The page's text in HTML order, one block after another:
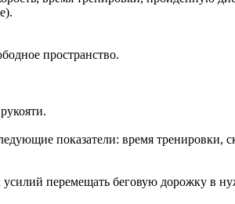
пространство.
показатели: время тренировки,
перемещать беговую дорожку в